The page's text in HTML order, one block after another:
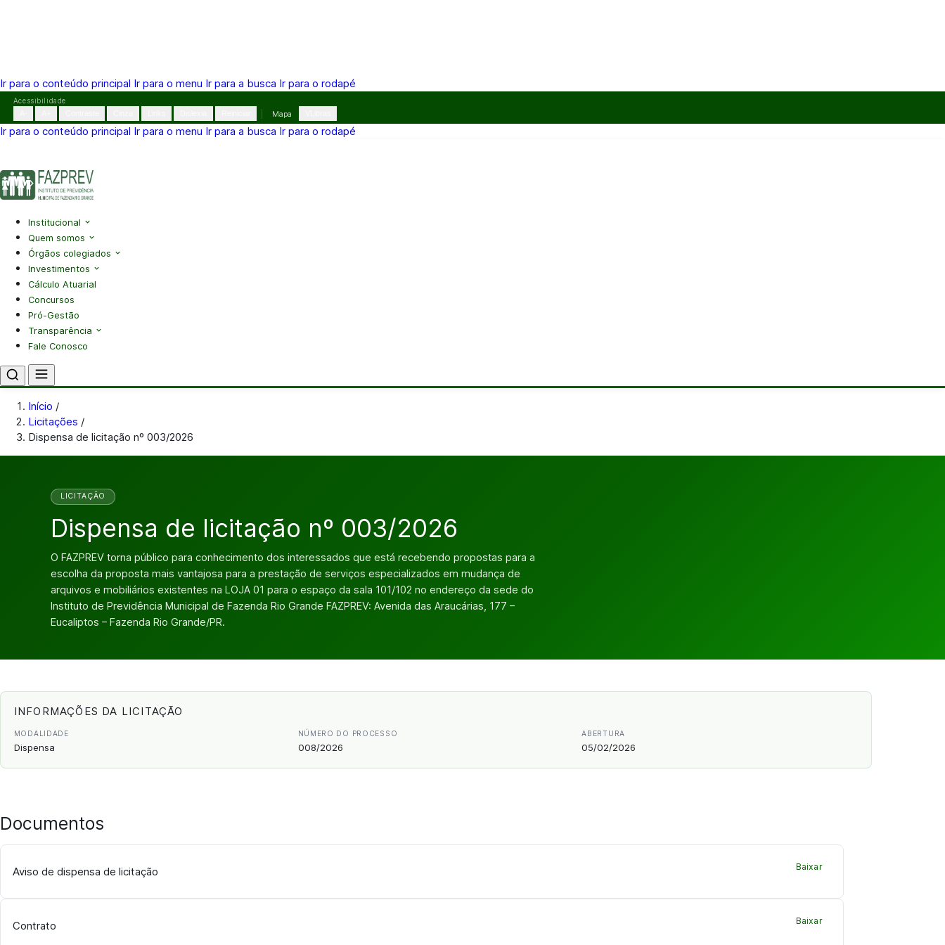
Ir para o conteúdo principal Ir para o menu Ir para a busca Ir para o rodapé
Pular
o
Acessibilidade
Mapa
Ir para o conteúdo principal Ir para o menu Ir para a busca Ir para o rodapé
Institucional
Quem somos
Órgãos colegiados
Investimentos
Cálculo Atuarial
Concursos
Pró-Gestão
Transparência
Fale Conosco
Início /
Licitações /
Dispensa de licitação nº 003/2026
LICITAÇÃO
Dispensa de licitação nº 003/2026
O FAZPREV torna público para conhecimento dos interessados que está recebendo propostas para a
escolha da proposta mais vantajosa para a prestação de serviços especializados em mudança de
arquivos e mobiliários existentes na LOJA 01 para o espaço da sala 101/102 no endereço da sede do
Instituto de Previdência Municipal de Fazenda Rio Grande FAZPREV: Avenida das Araucárias, 177 –
Eucaliptos – Fazenda Rio Grande/PR.
INFORMAÇÕES DA LICITAÇÃO
MODALIDADE
Dispensa
NÚMERO DO PROCESSO
008/2026
ABERTURA
05/02/2026
Documentos
Aviso de dispensa de licitação Baixar
Contrato Baixar